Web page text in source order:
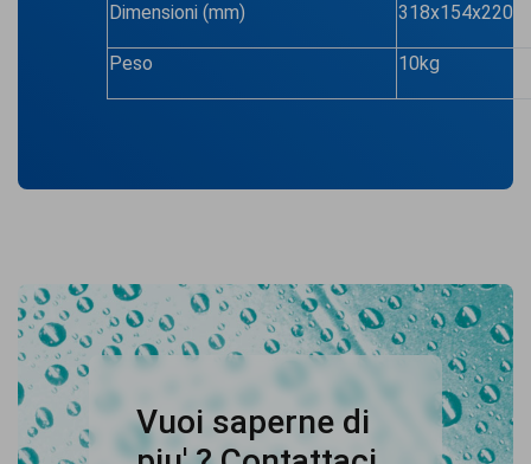
Dimensioni (mm) 318x154x220
Peso 10kg
Vuoi saperne di